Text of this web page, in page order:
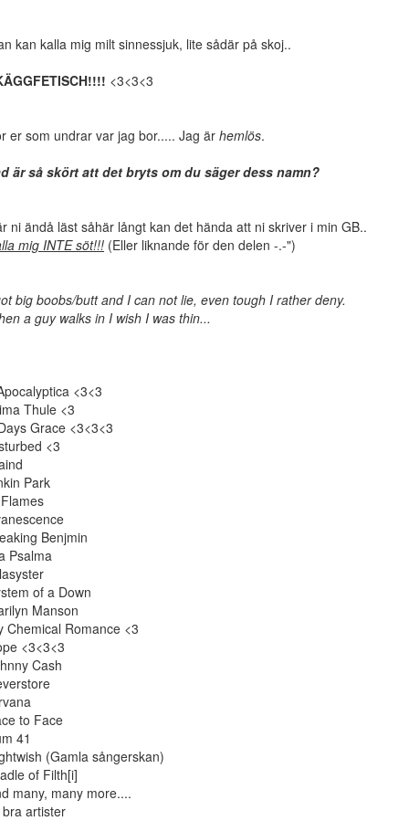
kan kalla mig milt sinnessjuk, lite sådär på skoj..
<3<3<3
er som undrar var jag bor..... Jag är hemlös.
är så skört att det bryts om du säger dess namn?
ni ändå läst såhär långt kan det hända att ni skriver i min GB..
mig INTE söt!!! (Eller liknande för den delen -.-")
big boobs/butt and I can not lie, even tough I rather deny.
a guy walks in I wish I was thin...
<3<3
Thule <3
Grace <3<3<3
<3
Park
Benjmin
Psalma
of a Down
Manson
Chemical Romance <3
<3<3<3
Cash
to Face
41
(Gamla sångerskan)
of Filth[i]
many, many more....
artister